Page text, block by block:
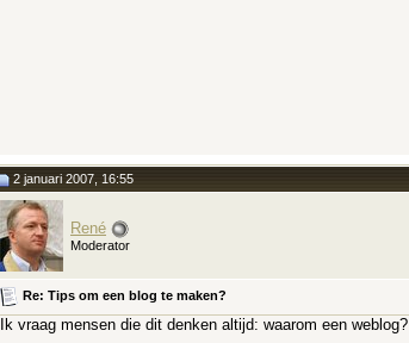
2 januari 2007, 16:55
René
Moderator
Re: Tips om een blog te maken?
Ik vraag mensen die dit denken altijd: waarom een weblog?